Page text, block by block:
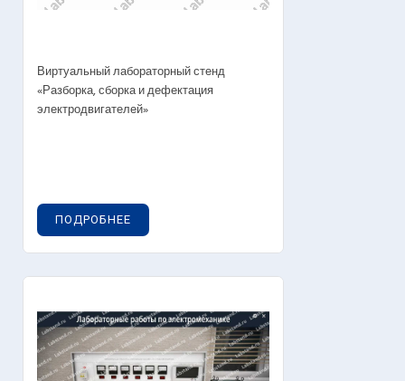
Виртуальный лабораторный стенд
«Разборка, сборка и дефектация
электродвигателей»
ПОДРОБНЕЕ